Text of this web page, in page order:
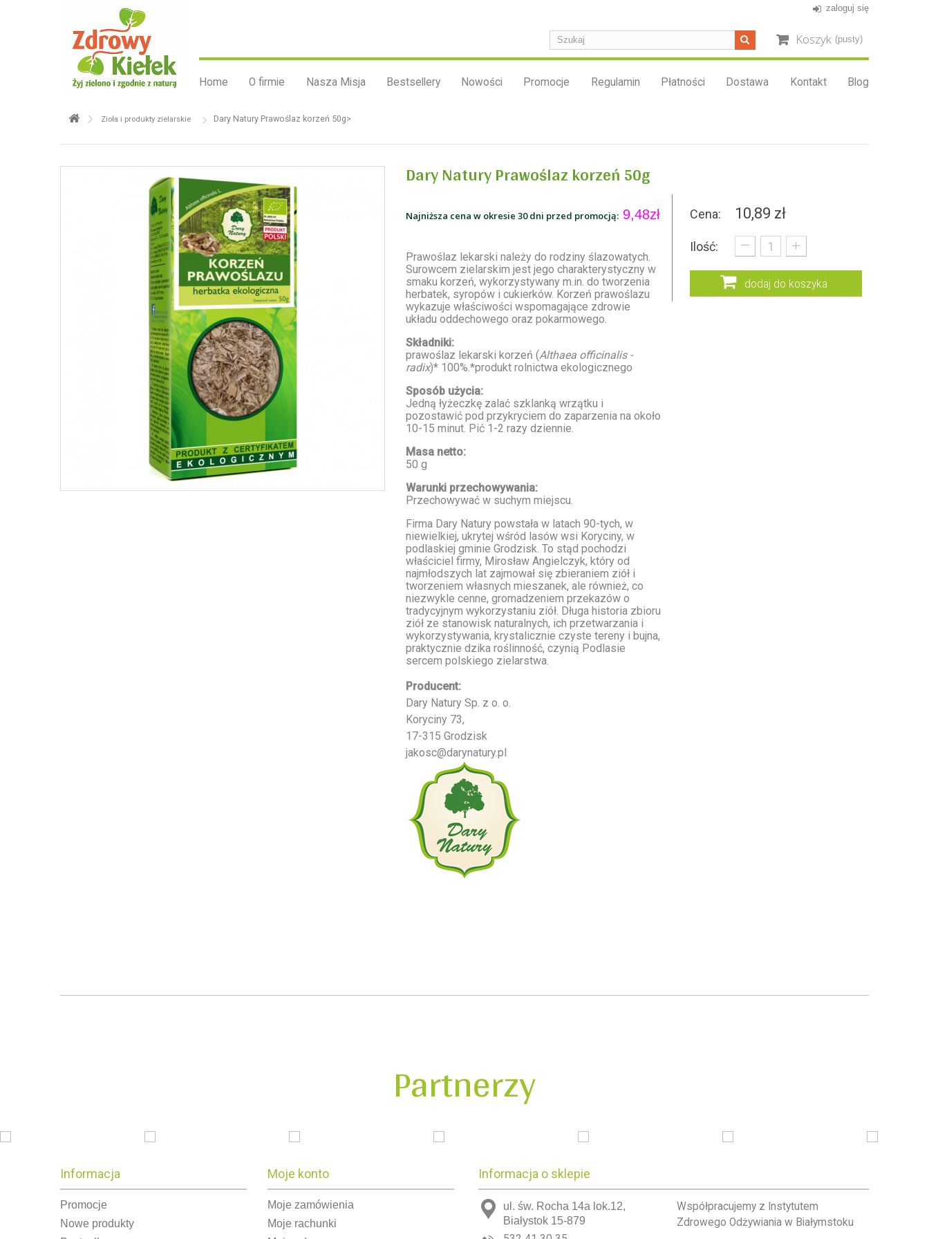
zaloguj się
Koszyk (pusty)
Home O firmie Nasza Misja Bestsellery Nowości Promocje Regulamin Płatności Dostawa Kontakt Blog
Zioła i produkty zielarskie Dary Natury Prawoślaz korzeń 50g>
Dary Natury Prawoślaz korzeń 50g
Najniższa cena w okresie 30 dni przed promocją: 9,48zł
Prawoślaz lekarski należy do rodziny ślazowatych.
Surowcem zielarskim jest jego charakterystyczny w
smaku korzeń, wykorzystywany m.in. do tworzenia
herbatek, syropów i cukierków. Korzeń prawoślazu
wykazuje właściwości wspomagające zdrowie
układu oddechowego oraz pokarmowego.
Składniki:
prawoślaz lekarski korzeń (Althaea officinalis -
radix)* 100%.*produkt rolnictwa ekologicznego
Sposób użycia:
Jedną łyżeczkę zalać szklanką wrzątku i
pozostawić pod przykryciem do zaparzenia na około
10-15 minut. Pić 1-2 razy dziennie.
Masa netto:
50 g
Warunki przechowywania:
Przechowywać w suchym miejscu.
Firma Dary Natury powstała w latach 90-tych, w
niewielkiej, ukrytej wśród lasów wsi Koryciny, w
podlaskiej gminie Grodzisk. To stąd pochodzi
właściciel firmy, Mirosław Angielczyk, który od
najmłodszych lat zajmował się zbieraniem ziół i
tworzeniem własnych mieszanek, ale również, co
niezwykle cenne, gromadzeniem przekazów o
tradycyjnym wykorzystaniu ziół. Długa historia zbioru
ziół ze stanowisk naturalnych, ich przetwarzania i
wykorzystywania, krystalicznie czyste tereny i bujna,
praktycznie dzika roślinność, czynią Podlasie
sercem polskiego zielarstwa.
Producent:
Dary Natury Sp. z o. o.
Koryciny 73,
17-315 Grodzisk
jakosc@darynatury.pl
Cena: 10,89 zł
Ilość:
_ +
dodaj do koszyka
Partnerzy
Informacja
Promocje
Nowe produkty
Moje konto
Moje zamówienia
Moje rachunki
Informacja o sklepie
ul. św. Rocha 14a lok.12,
Białystok 15-879
Współpracujemy z Instytutem
Zdrowego Odżywiania w Białymstoku